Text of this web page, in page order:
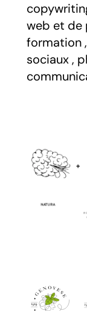
web et de
formation,
sociaux,